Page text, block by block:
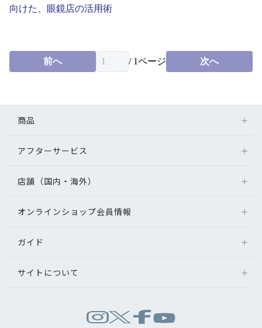
向けた、眼鏡店の活用術
前へ / 1ページ 次へ
商品
メガネ
サングラス
補聴器
グッズ・小物
アフターサービス
アフターサービス
メガネの不具合、修理について
補聴器に関するアフターサービス
店舗（国内・海外）
店舗検索
オンラインショップ会員情報
ログイン
ガイド
オンラインショップご利用ガイド
サイトについて